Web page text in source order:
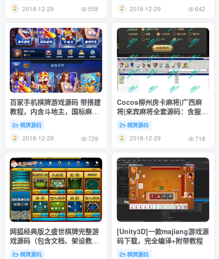
2018-12-29 558 2018-12-29 642
百家手机棋牌游戏源码 带搭建
教程，内含斗地主，国标麻将
等多款棋牌游戏
棋牌源码
2018-12-29 729
Cocos柳州房卡麻将|广西麻
将|来宾麻将全套源码：含服务
端源码+客户端源码+数据库等
棋牌源码
2018-12-29 718
网狐经典版之盛世棋牌完整游
戏源码（包含文档、架设教
程、网站、源代码等）
棋牌源码
[Unity3D]一款majiang游戏源
码下载，完全编译+附带教程
棋牌源码